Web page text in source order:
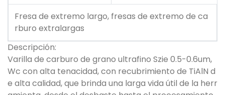
Fresa de extremo largo, fresas de extremo de ca
rburo extralargas
Descripción:
Varilla de carburo de grano ultrafino Szie 0.5-0.6um,
Wc con alta tenacidad, con recubrimiento de TiAlN d
e alta calidad, que brinda una larga vida útil de la herr